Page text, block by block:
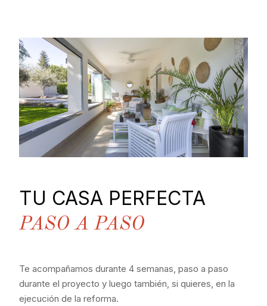
TU CASA PERFECTA
PASO A PASO
Te acompañamos durante 4 semanas, paso a paso
durante el proyecto y luego también, si quieres, en la
ejecución de la reforma.